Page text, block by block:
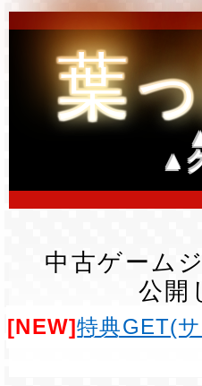
葉
▲
中古ゲーム
公開
[NEW]特典GET(